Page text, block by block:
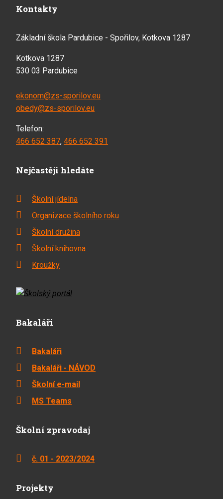
Kontakty
Základní škola Pardubice - Spořilov, Kotkova 1287
Kotkova 1287
530 03 Pardubice
ekonom@zs-sporilov.eu
obedy@zs-sporilov.eu
Telefon:
466 652 387, 466 652 391
Nejčastěji hledáte
Školní jídelna
Organizace školního roku
Školní družina
Školní knihovna
Kroužky
Bakaláři
Bakaláři
Bakaláři - NÁVOD
Školní e-mail
MS Teams
Školní zpravodaj
č. 01 - 2023/2024
Projekty